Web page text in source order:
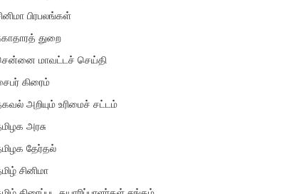
பிரபலங்கள்
துறை
மாவட்டச் செய்தி
கிரைம்
அறியும் உரிமைச் சட்டம்
அரசு
தேர்தல்
சினிமா